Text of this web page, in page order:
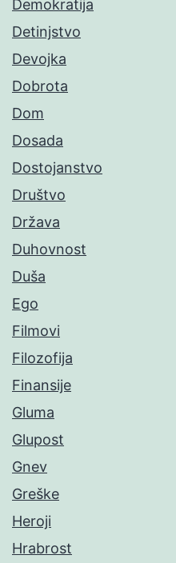
Demokratija
Detinjstvo
Devojka
Dobrota
Dom
Dosada
Dostojanstvo
Društvo
Država
Duhovnost
Duša
Ego
Filmovi
Filozofija
Finansije
Gluma
Glupost
Gnev
Greške
Heroji
Hrabrost